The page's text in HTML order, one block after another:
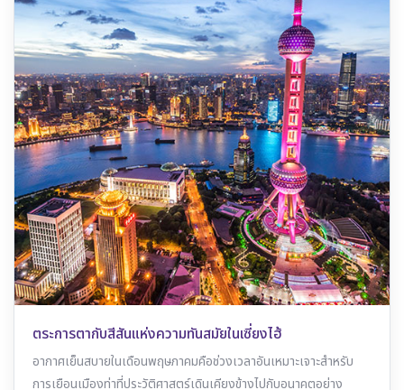
ตระการตากับสีสันแห่งความทันสมัยในเซี่ยงไฮ้
อากาศเย็นสบายในเดือนพฤษภาคมคือช่วงเวลาอันเหมาะเจาะสำหรับ
การเยือนเมืองท่าที่ประวัติศาสตร์เดินเคียงข้างไปกับอนาคตอย่าง